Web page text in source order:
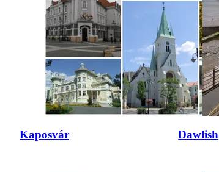
Kaposvár Dawlish